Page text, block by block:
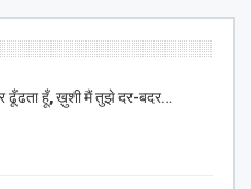
ढूँढता हूँ, ख़ुशी मैं तुझे दर-बदर…